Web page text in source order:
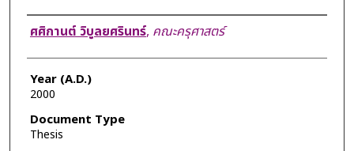
Author
ศศิกานต์ วิบูลยศรินทร์, คณะครุศาสตร์
Year (A.D.)
2000
Document Type
Thesis